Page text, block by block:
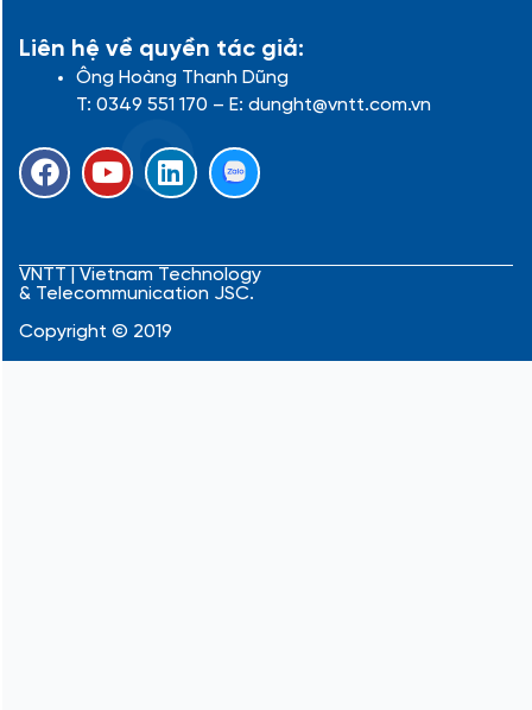
Liên hệ về quyền tác giả:
Ông Hoàng Thanh Dũng
T: 0349 551 170 – E: dunght@vntt.com.vn
F
a
b
o
o
k
Y
o
u
b
e
L
i
e
d
i
n
VNTT | Vietnam Technology
& Telecommunication JSC.
Copyright © 2019